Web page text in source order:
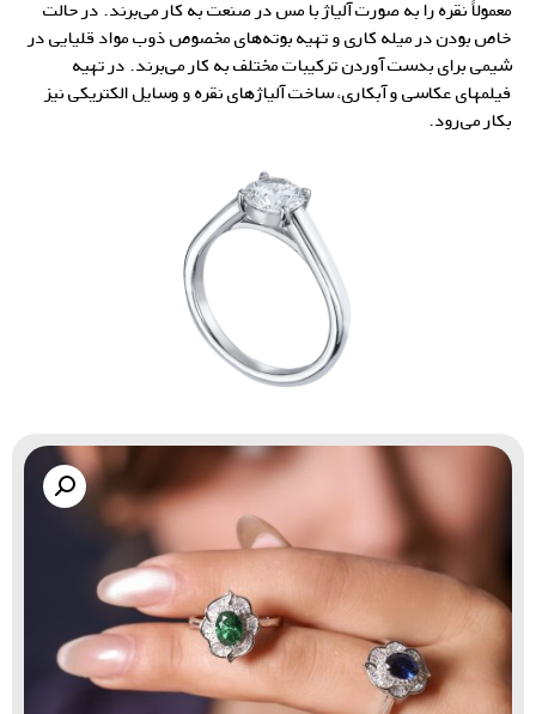
معمولاً نقره را به صورت آلیاژ با مس در صنعت به کار می‌برند. در حالت
خاص بودن در میله کاری و تهیه بوته‌های مخصوص ذوب مواد قلیایی در
شیمی برای بدست آوردن ترکیبات مختلف به کار می‌برند. در تهیه
فیلمهای عکاسی و آبکاری، ساختآلیاژهای نقرهو وسایل الکتریکی نیز
بکار می‌رود.
گالری زاب سیلور